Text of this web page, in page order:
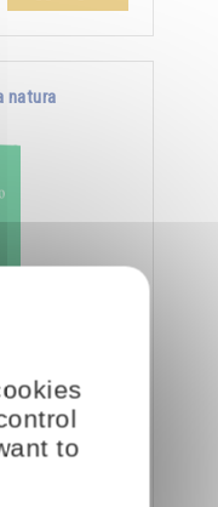
natura
vuole dire
sottile e
nonché
to